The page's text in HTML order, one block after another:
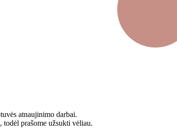
atnaujinimo darbai.
prašome užsukti vėliau.